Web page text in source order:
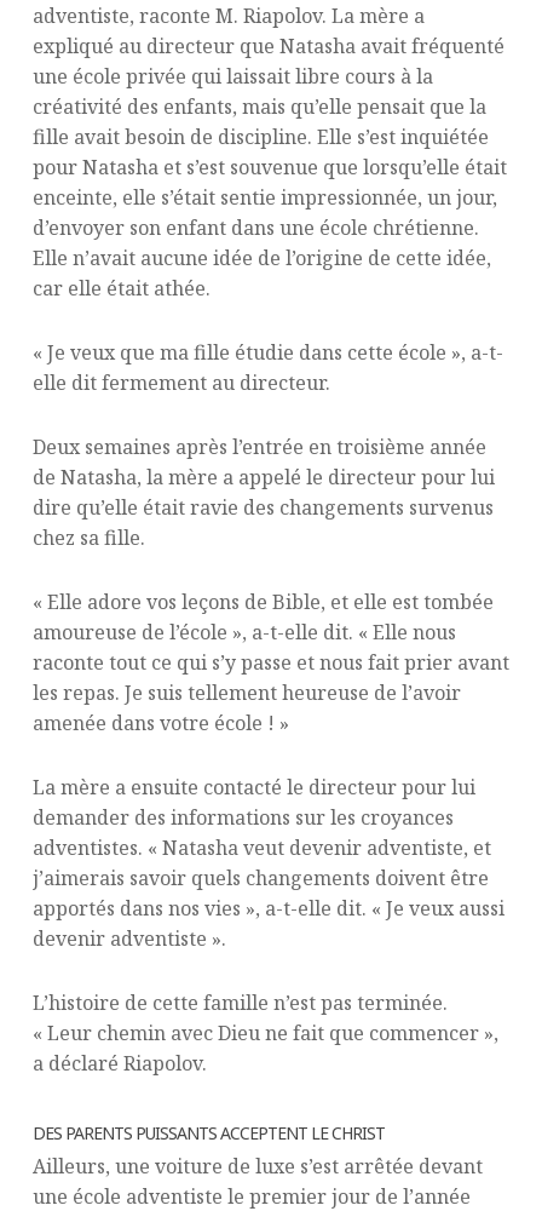
adventiste, raconte M. Riapolov. La mère a
expliqué au directeur que Natasha avait fréquenté
une école privée qui laissait libre cours à la
créativité des enfants, mais qu’elle pensait que la
fille avait besoin de discipline. Elle s’est inquiétée
pour Natasha et s’est souvenue que lorsqu’elle était
enceinte, elle s’était sentie impressionnée, un jour,
d’envoyer son enfant dans une école chrétienne.
Elle n’avait aucune idée de l’origine de cette idée,
car elle était athée.
« Je veux que ma fille étudie dans cette école », a-t-
elle dit fermement au directeur.
Deux semaines après l’entrée en troisième année
de Natasha, la mère a appelé le directeur pour lui
dire qu’elle était ravie des changements survenus
chez sa fille.
« Elle adore vos leçons de Bible, et elle est tombée
amoureuse de l’école », a-t-elle dit. « Elle nous
raconte tout ce qui s’y passe et nous fait prier avant
les repas. Je suis tellement heureuse de l’avoir
amenée dans votre école ! »
La mère a ensuite contacté le directeur pour lui
demander des informations sur les croyances
adventistes. « Natasha veut devenir adventiste, et
j’aimerais savoir quels changements doivent être
apportés dans nos vies », a-t-elle dit. « Je veux aussi
devenir adventiste ».
L’histoire de cette famille n’est pas terminée.
« Leur chemin avec Dieu ne fait que commencer »,
a déclaré Riapolov.
DES PARENTS PUISSANTS ACCEPTENT LE CHRIST
Ailleurs, une voiture de luxe s’est arrêtée devant
une école adventiste le premier jour de l’année